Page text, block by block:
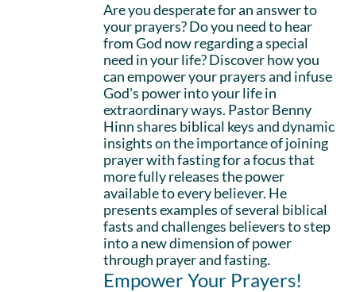
Are you desperate for an answer to
your prayers? Do you need to hear
from God now regarding a special
need in your life? Discover how you
can empower your prayers and infuse
God's power into your life in
extraordinary ways. Pastor Benny
Hinn shares biblical keys and dynamic
insights on the importance of joining
prayer with fasting for a focus that
more fully releases the power
available to every believer. He
presents examples of several biblical
fasts and challenges believers to step
into a new dimension of power
through prayer and fasting.
Empower Your Prayers!